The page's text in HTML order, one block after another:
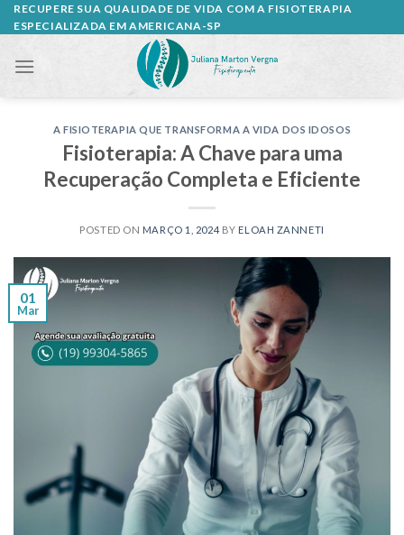
Skip
to
RECUPERE SUA QUALIDADE DE VIDA COM A FISIOTERAPIA
ESPECIALIZADA EM AMERICANA-SP
A FISIOTERAPIA QUE TRANSFORMA A VIDA DOS IDOSOS
Fisioterapia: A Chave para uma
Recuperação Completa e Eficiente
POSTED ON MARÇO 1, 2024 BY ELOAH ZANNETI
01
Mar